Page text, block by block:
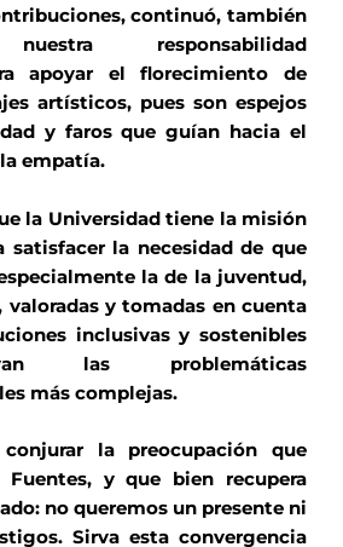
continuó, también
responsabilidad
apoyar el florecimiento de
artísticos, pues son espejos
y faros que guían hacia el
empatía.
la Universidad tiene la misión
satisfacer la necesidad de que
la de la juventud,
valoradas y tomadas en cuenta
inclusivas y sostenibles
las problemáticas
más complejas.
la preocupación que
Fuentes, y que bien recupera
no queremos un presente ni
Sirva esta convergencia